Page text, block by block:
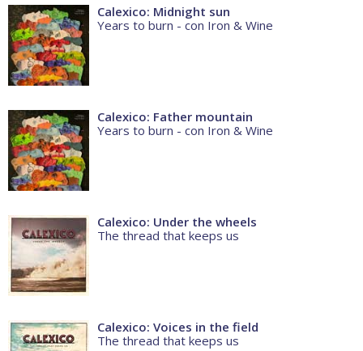
Calexico: Midnight sun
Years to burn - con Iron & Wine
Calexico: Father mountain
Years to burn - con Iron & Wine
Calexico: Under the wheels
The thread that keeps us
Calexico: Voices in the field
The thread that keeps us